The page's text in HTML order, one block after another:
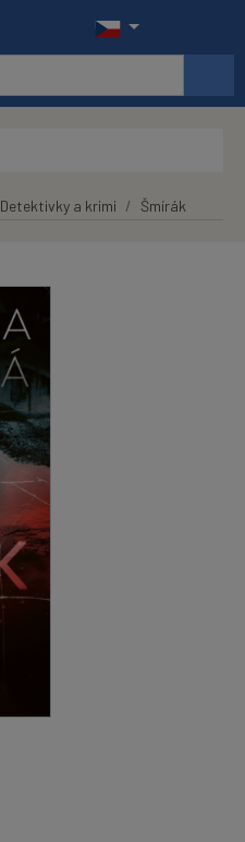
Detektivky a krimi Šmírák